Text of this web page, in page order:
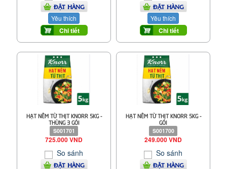
ĐẶT HÀNG
Yêu thích
Chi tiết
ĐẶT HÀNG
Yêu thích
Chi tiết
HẠT NÊM TỪ THỊT KNORR 5KG -
THÙNG 3 GÓI
S001701
725.000 VND
So sánh
ĐẶT HÀNG
HẠT NÊM TỪ THỊT KNORR 5KG -
GÓI
S001700
249.000 VND
So sánh
ĐẶT HÀNG